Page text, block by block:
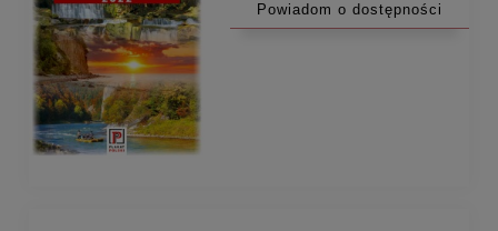
Powiadom o dostępności